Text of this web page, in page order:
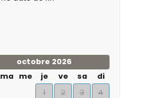
octobre 2026
ma me je ve sa
di
1
2 3
4